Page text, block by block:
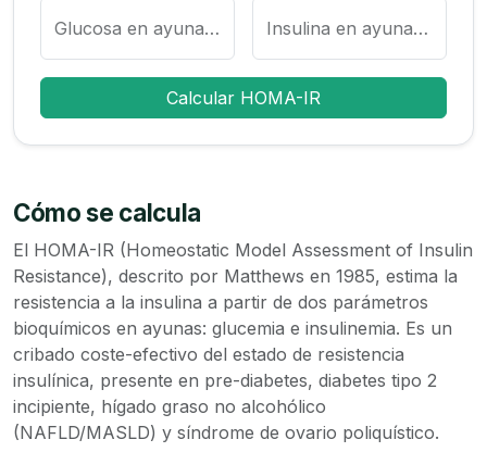
Glucosa en ayunas (mg/dL) Insulina en ayunas (µU/mL)
Calcular HOMA-IR
Cómo se calcula
El HOMA-IR (Homeostatic Model Assessment of Insulin
Resistance), descrito por Matthews en 1985, estima la
resistencia a la insulina a partir de dos parámetros
bioquímicos en ayunas: glucemia e insulinemia. Es un
cribado coste-efectivo del estado de resistencia
insulínica, presente en pre-diabetes, diabetes tipo 2
incipiente, hígado graso no alcohólico
(NAFLD/MASLD) y síndrome de ovario poliquístico.